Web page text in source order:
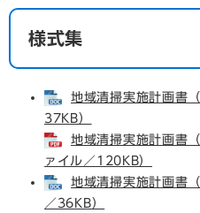
様式集
地域清掃実施計画書
37KB）
地域清掃実施計画書
ァイル／120KB）
地域清掃実施計画書
／36KB）